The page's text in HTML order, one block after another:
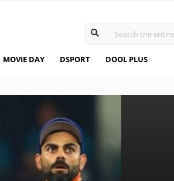
MOVIE DAY DSPORT DOOL PLUS